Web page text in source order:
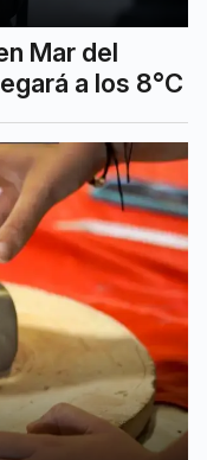
Mar del
a los 8°C